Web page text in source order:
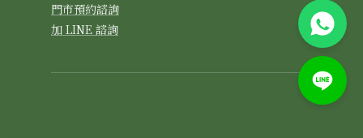
門市預約諮詢
加 LINE 諮詢